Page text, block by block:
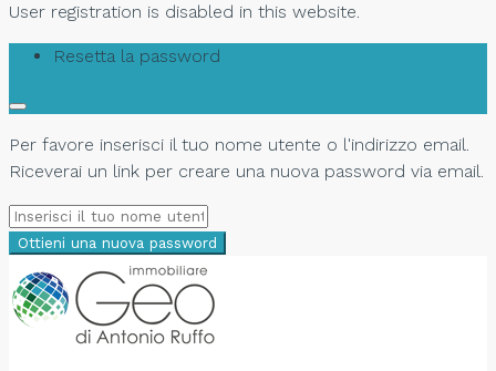
User registration is disabled in this website.
Resetta la password
Per favore inserisci il tuo nome utente o l'indirizzo email.
Riceverai un link per creare una nuova password via email.
Ottieni una nuova password